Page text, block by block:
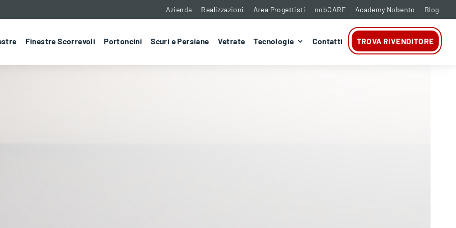
Azienda Realizzazioni Area Progettisti nobCARE Academy Nobento Blog
Finestre Scorrevoli Portoncini Scuri e Persiane Vetrate Tecnologie Contatti TROVA RIVENDITORE